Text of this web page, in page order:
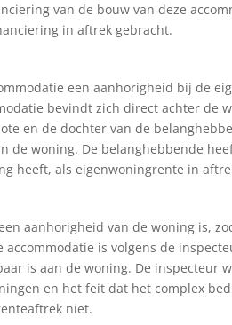
van de bouw van deze
in aftrek gebracht.
een aanhorigheid bij de
bevindt zich direct achter de
en de dochter van de
de woning. De belanghebbende
heeft, als eigenwoningrente in
aanhorigheid van de woning is,
is volgens de
is aan de woning. De inspecteur
en het feit dat het complex
niet.